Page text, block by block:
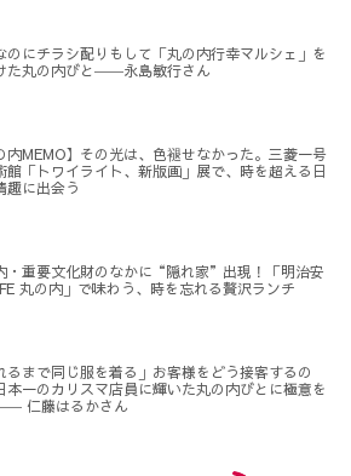
のにチラシ配りもして「丸の内行幸マルシェ」を
た丸の内びと――永島敏行さん
内MEMO】その光は、色褪せなかった。三菱一号
館「トワイライト、新版画」展で、時を超える日
趣に出会う
・重要文化財のなかに“隠れ家”出現！「明治安
丸の内」で味わう、時を忘れる贅沢ランチ
るまで同じ服を着る」お客様をどう接客するの
本一のカリスマ店員に輝いた丸の内びとに極意を
仁藤はるかさん